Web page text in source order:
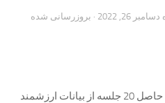
دسامبر 26, 2022
· بروزرسانی شده
ارزشمند